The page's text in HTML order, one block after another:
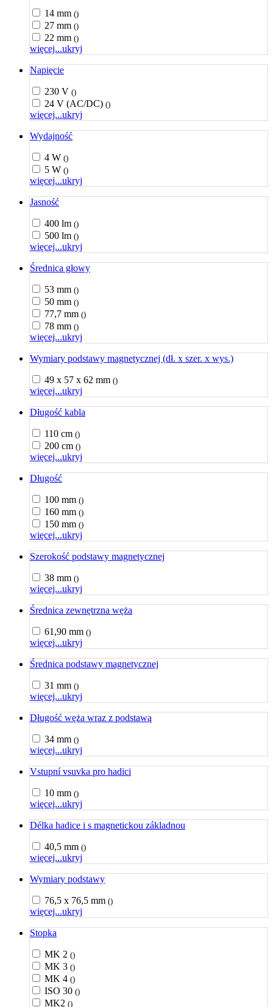
14 mm ()
27 mm ()
22 mm ()
więcej...ukryj
Napięcie
230 V ()
24 V (AC/DC) ()
więcej...ukryj
Wydajność
4 W ()
5 W ()
więcej...ukryj
Jasność
400 lm ()
500 lm ()
więcej...ukryj
Średnica głowy
53 mm ()
50 mm ()
77,7 mm ()
78 mm ()
więcej...ukryj
Wymiary podstawy magnetycznej (dł. x szer. x wys.)
49 x 57 x 62 mm ()
więcej...ukryj
Długość kabla
110 cm ()
200 cm ()
więcej...ukryj
Długość
100 mm ()
160 mm ()
150 mm ()
więcej...ukryj
Szerokość podstawy magnetycznej
38 mm ()
więcej...ukryj
Średnica zewnętrzna węża
61,90 mm ()
więcej...ukryj
Średnica podstawy magnetycznej
31 mm ()
więcej...ukryj
Długość węża wraz z podstawą
34 mm ()
więcej...ukryj
Vstupní vsuvka pro hadici
10 mm ()
więcej...ukryj
Délka hadice i s magnetickou základnou
40,5 mm ()
więcej...ukryj
Wymiary podstawy
76,5 x 76,5 mm ()
więcej...ukryj
Stopka
MK 2 ()
MK 3 ()
MK 4 ()
ISO 30 ()
MK2 ()